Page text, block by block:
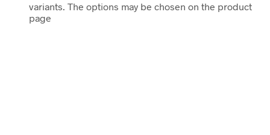
variants. The options may be chosen on the product
page